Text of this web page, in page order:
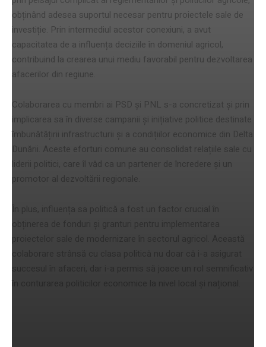
obținând adesea suportul necesar pentru proiectele sale de
investiție. Prin intermediul acestor conexiuni, a avut
capacitatea de a influența deciziile în domeniul agricol,
contribuind la crearea unui mediu favorabil pentru dezvoltarea
afacerilor din regiune.
Colaborarea cu membri ai PSD și PNL s-a concretizat și prin
implicarea sa în diverse campanii și inițiative politice destinate
îmbunătățirii infrastructurii și a condițiilor economice din Delta
Dunării. Aceste eforturi comune au consolidat relațiile sale cu
liderii politici, care îl văd ca un partener de încredere și un
promotor al dezvoltării regionale.